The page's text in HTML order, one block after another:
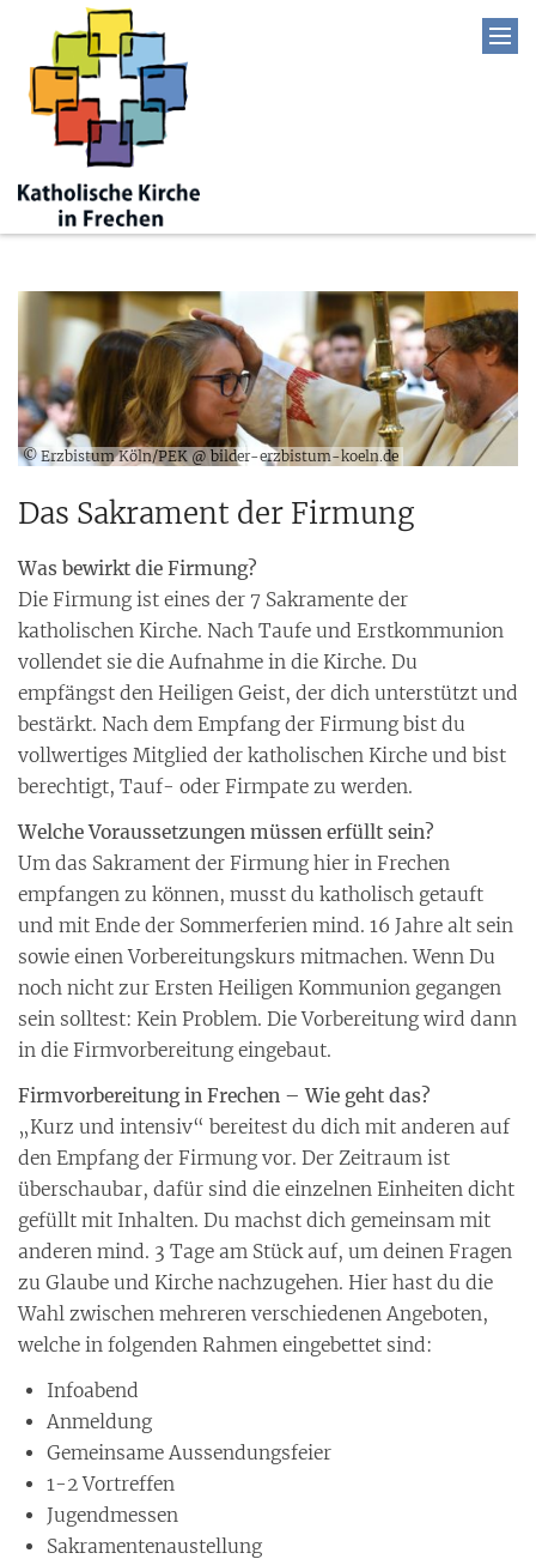
© Erzbistum Köln/PEK @ bilder-erzbistum-koeln.de
Das Sakrament der Firmung
Was bewirkt die Firmung?
Die Firmung ist eines der 7 Sakramente der
katholischen Kirche. Nach Taufe und Erstkommunion
vollendet sie die Aufnahme in die Kirche. Du
empfängst den Heiligen Geist, der dich unterstützt und
bestärkt. Nach dem Empfang der Firmung bist du
vollwertiges Mitglied der katholischen Kirche und bist
berechtigt, Tauf- oder Firmpate zu werden.
Welche Voraussetzungen müssen erfüllt sein?
Um das Sakrament der Firmung hier in Frechen
empfangen zu können, musst du katholisch getauft
und mit Ende der Sommerferien mind. 16 Jahre alt sein
sowie einen Vorbereitungskurs mitmachen. Wenn Du
noch nicht zur Ersten Heiligen Kommunion gegangen
sein solltest: Kein Problem. Die Vorbereitung wird dann
in die Firmvorbereitung eingebaut.
Firmvorbereitung in Frechen – Wie geht das?
„Kurz und intensiv“ bereitest du dich mit anderen auf
den Empfang der Firmung vor. Der Zeitraum ist
überschaubar, dafür sind die einzelnen Einheiten dicht
gefüllt mit Inhalten. Du machst dich gemeinsam mit
anderen mind. 3 Tage am Stück auf, um deinen Fragen
zu Glaube und Kirche nachzugehen. Hier hast du die
Wahl zwischen mehreren verschiedenen Angeboten,
welche in folgenden Rahmen eingebettet sind:
Infoabend
Anmeldung
Gemeinsame Aussendungsfeier
1-2 Vortreffen
Jugendmessen
Sakramentenaustellung